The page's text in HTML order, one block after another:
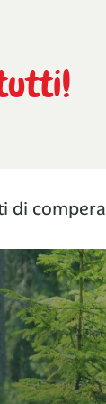
di compera